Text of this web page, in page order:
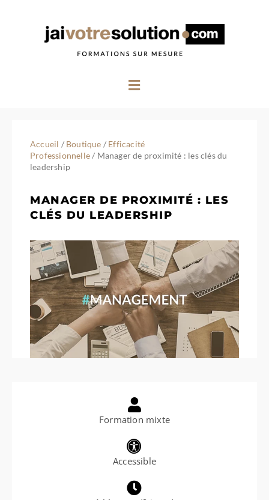
Menu
Accueil / Boutique / Efficacité
Professionnelle/ Manager de proximité : les clés du
leadership
MANAGER DE PROXIMITÉ : LES
CLÉS DU LEADERSHIP
Formation mixte
Accessible